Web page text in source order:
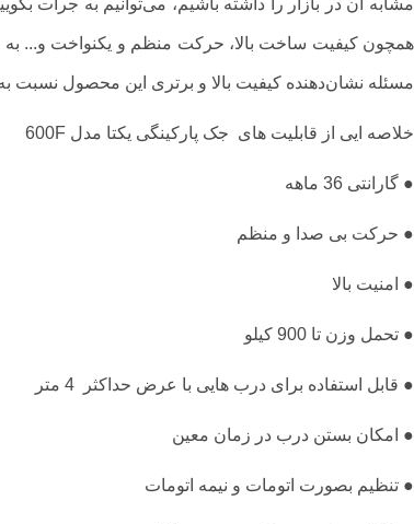
مسئله نشان‌دهنده کیفیت بالا و برتری این محصول نسبت
خلاصه ایی از قابلیت های جک پارکینگی یکتا مدل 600F
● گارانتی 36 ماهه
● حرکت بی صدا و منظم
● امنیت بالا
● تحمل وزن تا 900 کیلو
● قابل استفاده برای درب هایی با عرض حداکثر 4 متر
● امکان بستن درب در زمان معین
● تنظیم بصورت اتومات و نیمه اتومات